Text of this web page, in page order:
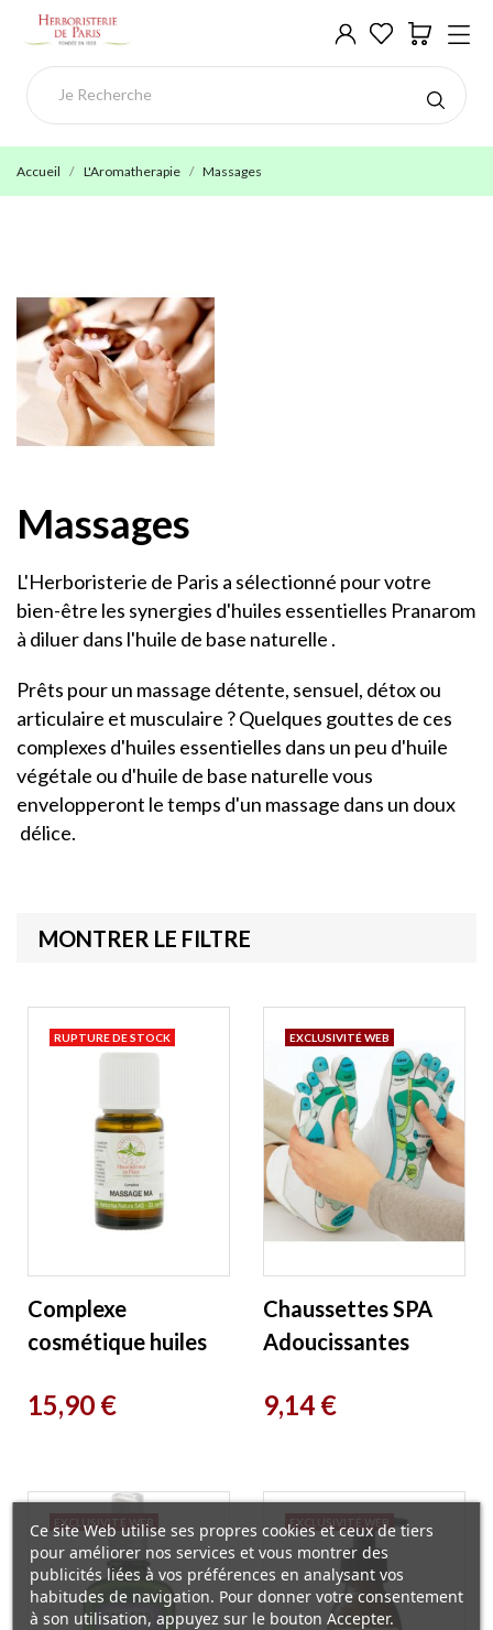
Accueil L'Aromatherapie Massages
Massages
L'Herboristerie de Paris a sélectionné pour votre
bien-être les synergies d'huiles essentielles Pranarom
à diluer dans l'huile de base naturelle .
Prêts pour un massage détente, sensuel, détox ou
articulaire et musculaire ? Quelques gouttes de ces
complexes d'huiles essentielles dans un peu d'huile
végétale ou d'huile de base naturelle vous
envelopperont le temps d'un massage dans un doux
délice.
MONTRER LE FILTRE
Complexe
cosmétique huiles
(Muscles et
Prix
15,90 €
RUPTURE DE STOCK
Chaussettes SPA
Adoucissantes
Arôme
Prix
9,14 €
EXCLUSIVITÉ WEB
EXCLUSIVITÉ WEB EXCLUSIVITÉ WEB
Ce site Web utilise ses propres cookies et ceux de tiers
pour améliorer nos services et vous montrer des
publicités liées à vos préférences en analysant vos
habitudes de navigation. Pour donner votre consentement
à son utilisation, appuyez sur le bouton Accepter.